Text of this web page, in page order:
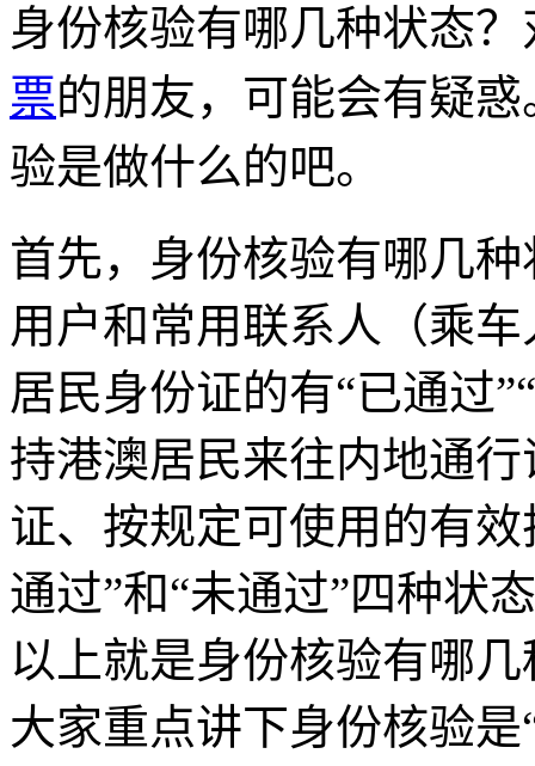
身份核验有哪几种状态
票的朋友，可能会有疑
验是做什么的吧。
首先，身份核验有哪几
用户和常用联系人（乘
居民身份证的有“已通过
持港澳居民来往内地通
证、按规定可使用的有效
通过”和“未通过”四种状
以上就是身份核验有哪
大家重点讲下身份核验